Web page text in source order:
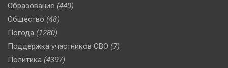
Образование (440)
Общество (48)
Погода (1280)
Поддержка участников СВО (7)
Политика (4397)